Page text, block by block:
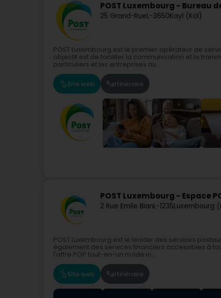
POST Luxembourg - Bureau
25 Grand-RueL-3650Kayl (Käl)
POST Luxembourg est le premier opérateur de
objectif est de faciliter la communication et la
particuliers et les entreprises au...
Site web Itinéraire
POST Luxembourg - Espace
2 Rue Emile BianL-1235Luxembourg
POST Luxembourg est le leader des services
également des services financiers accessibles à
l'offre POP tout-en-un made in...
Site web Itinéraire